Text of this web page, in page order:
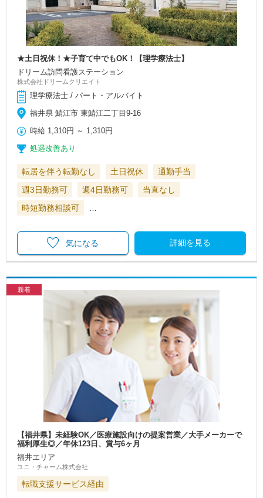
★土日祝休！★子育て中でもOK！【理学療法士】
ドリーム訪問看護ステーション
株式会社ドリームクリエイト
理学療法士 / パート・アルバイト
福井県 鯖江市 東鯖江二丁目9-16
時給 1,310円 ～ 1,310円
処遇改善あり
転居を伴う転勤なし 土日祝休
通勤手当
週3日勤務可
週4日勤務可
当直なし
時短勤務相談可
詳細を見る
気になる
新着
【福井県】未経験OK／医療施設向けの提案営業／大手メーカーで
福利厚生◎／年休123日、賞与6ヶ月
福井エリア
ユニ・チャーム株式会社
転職支援サービス経由